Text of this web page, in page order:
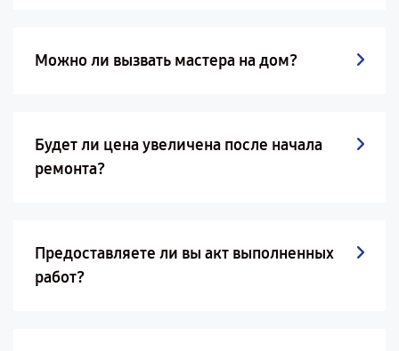
Можно ли вызвать мастера на дом?
Будет ли цена увеличена после начала
ремонта?
Предоставляете ли вы акт выполненных
работ?